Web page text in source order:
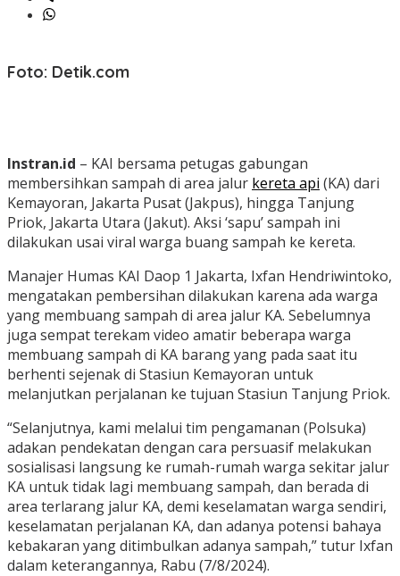
Foto: Detik.com
Instran.id – KAI bersama petugas gabungan
membersihkan sampah di area jalur kereta api (KA) dari
Kemayoran, Jakarta Pusat (Jakpus), hingga Tanjung
Priok, Jakarta Utara (Jakut). Aksi ‘sapu’ sampah ini
dilakukan usai viral warga buang sampah ke kereta.
Manajer Humas KAI Daop 1 Jakarta, Ixfan Hendriwintoko,
mengatakan pembersihan dilakukan karena ada warga
yang membuang sampah di area jalur KA. Sebelumnya
juga sempat terekam video amatir beberapa warga
membuang sampah di KA barang yang pada saat itu
berhenti sejenak di Stasiun Kemayoran untuk
melanjutkan perjalanan ke tujuan Stasiun Tanjung Priok.
“Selanjutnya, kami melalui tim pengamanan (Polsuka)
adakan pendekatan dengan cara persuasif melakukan
sosialisasi langsung ke rumah-rumah warga sekitar jalur
KA untuk tidak lagi membuang sampah, dan berada di
area terlarang jalur KA, demi keselamatan warga sendiri,
keselamatan perjalanan KA, dan adanya potensi bahaya
kebakaran yang ditimbulkan adanya sampah,” tutur Ixfan
dalam keterangannya, Rabu (7/8/2024).